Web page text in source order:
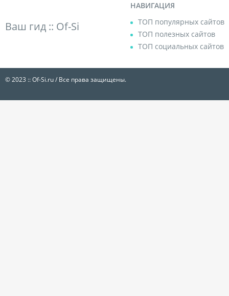
Ваш гид :: Of-Si
НАВИГАЦИЯ
ТОП популярных сайтов
ТОП полезных сайтов
ТОП социальных сайтов
© 2023 :: Of-Si.ru / Все права защищены.